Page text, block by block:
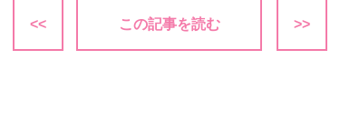
<< この記事を読む >>